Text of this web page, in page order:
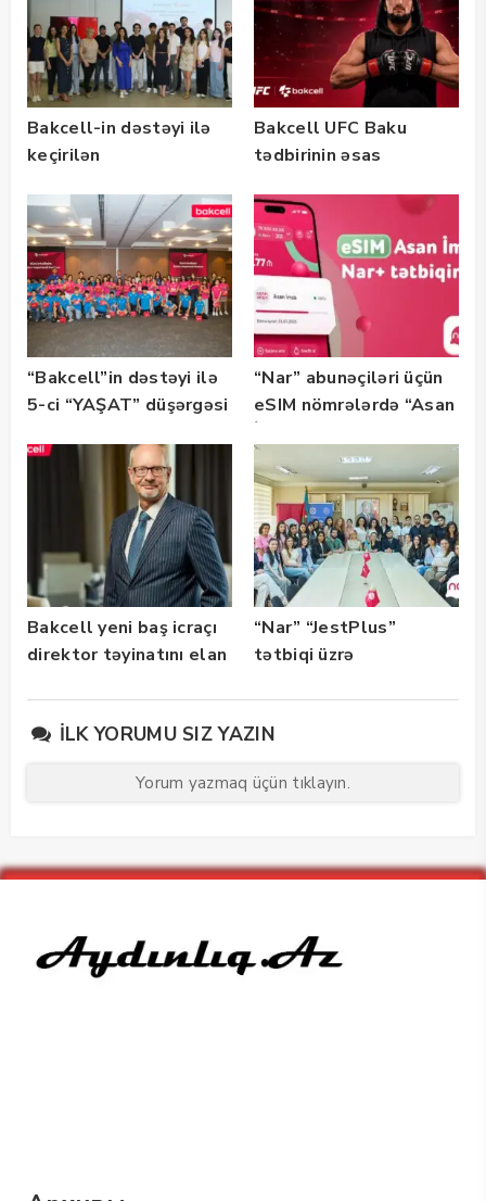
Bakcell-in dəstəyi ilə
keçirilən
Bootcamp” başladı
Bakcell UFC Baku
tədbirinin əsas
“Bakcell”in dəstəyi ilə
5-ci “YAŞAT” düşərgəsi
“Nar” abunəçiləri üçün
eSIM nömrələrdə “Asan
istifadəyə verildi
Bakcell yeni baş icraçı
direktor təyinatını elan
“Nar” “JestPlus”
tətbiqi üzrə
İLK YORUMU SIZ YAZIN
Yorum yazmaq üçün tıklayın.